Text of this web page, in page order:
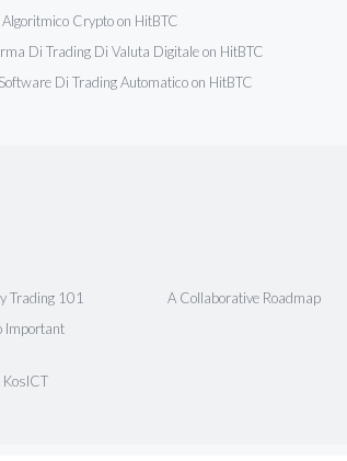
Crypto on HitBTC
Di Trading Di Valuta Digitale on HitBTC
Di Trading Automatico on HitBTC
Trading 101
Important
A Collaborative Roadmap